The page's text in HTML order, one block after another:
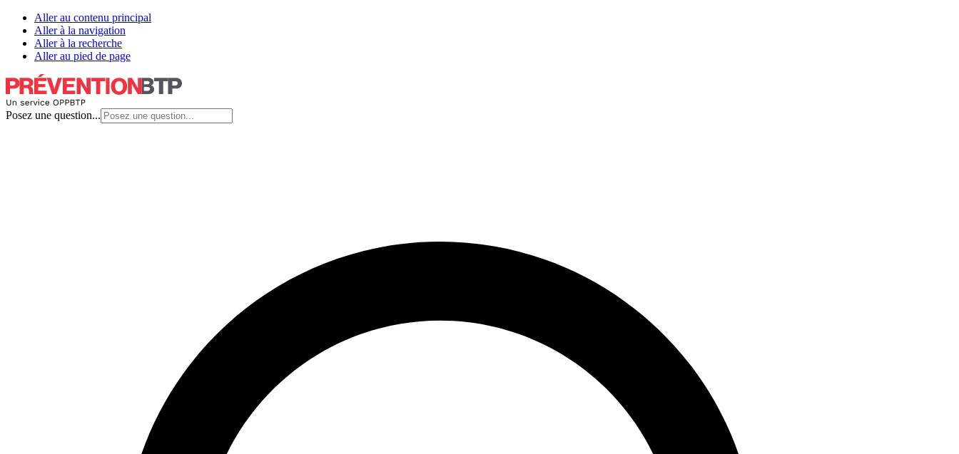
Aller au contenu principal
Aller à la navigation
Aller à la recherche
Aller au pied de page
Posez une question...